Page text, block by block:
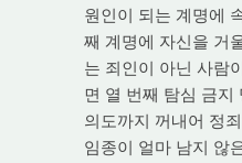
원인이 되는 계명에
째 계명에 자신을 거
는 죄인이 아닌 사람
면 열 번째 탐심 금지
의도까지 꺼내어 정
임종이 얼마 남지 않